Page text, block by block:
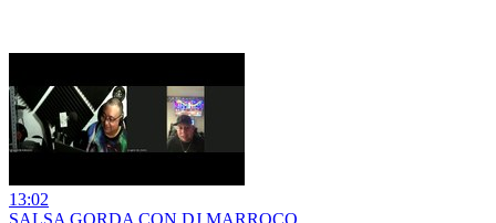
13:02